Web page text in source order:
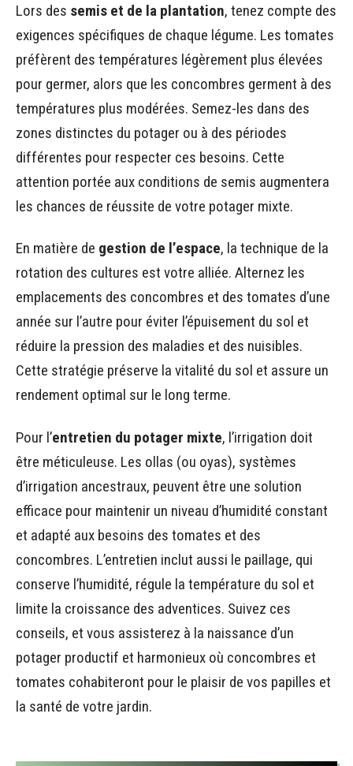
Lors des semis et de la plantation, tenez compte des
exigences spécifiques de chaque légume. Les tomates
préfèrent des températures légèrement plus élevées
pour germer, alors que les concombres germent à des
températures plus modérées. Semez-les dans des
zones distinctes du potager ou à des périodes
différentes pour respecter ces besoins. Cette
attention portée aux conditions de semis augmentera
les chances de réussite de votre potager mixte.
En matière de gestion de l’espace, la technique de la
rotation des cultures est votre alliée. Alternez les
emplacements des concombres et des tomates d’une
année sur l’autre pour éviter l’épuisement du sol et
réduire la pression des maladies et des nuisibles.
Cette stratégie préserve la vitalité du sol et assure un
rendement optimal sur le long terme.
Pour l’entretien du potager mixte, l’irrigation doit
être méticuleuse. Les ollas (ou oyas), systèmes
d’irrigation ancestraux, peuvent être une solution
efficace pour maintenir un niveau d’humidité constant
et adapté aux besoins des tomates et des
concombres. L’entretien inclut aussi le paillage, qui
conserve l’humidité, régule la température du sol et
limite la croissance des adventices. Suivez ces
conseils, et vous assisterez à la naissance d’un
potager productif et harmonieux où concombres et
tomates cohabiteront pour le plaisir de vos papilles et
la santé de votre jardin.